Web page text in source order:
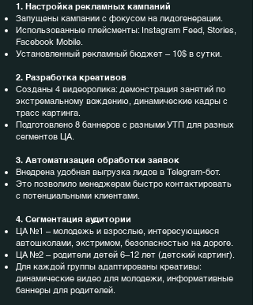
1. Настройка рекламных кампаний
Запущены кампании с фокусом на лидогенерации.
Использованные плейсменты: Instagram Feed, Stories,
Facebook Mobile.
Установленный рекламный бюджет – 10$ в сутки.
2. Разработка креативов
Созданы 4 видеоролика: демонстрация занятий по
экстремальному вождению, динамические кадры с
трасс картинга.
Подготовлено 8 баннеров с разными УТП для разных
сегментов ЦА.
3. Автоматизация обработки заявок
Внедрена удобная выгрузка лидов в Telegram-бот.
Это позволило менеджерам быстро контактировать
с потенциальными клиентами.
4. Сегментация аудитории
ЦА №1 – молодежь и взрослые, интересующиеся
автошколами, экстримом, безопасностью на дороге.
ЦА №2 – родители детей 6–12 лет (детский картинг).
Для каждой группы адаптированы креативы:
динамические видео для молодежи, информативные
баннеры для родителей.